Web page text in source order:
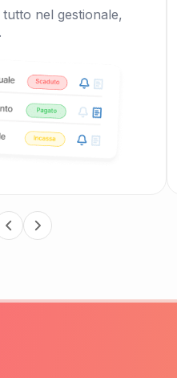
nel gestionale,